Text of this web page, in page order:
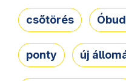
csőtörés
ponty új